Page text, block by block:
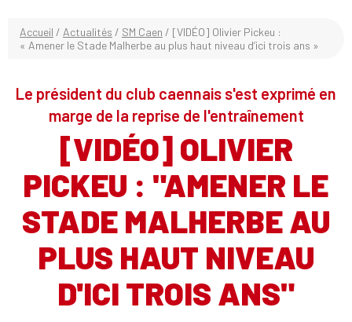
Accueil / Actualités / SM Caen / [VIDÉO] Olivier Pickeu :
« Amener le Stade Malherbe au plus haut niveau d’ici trois ans »
Le président du club caennais s'est exprimé en
marge de la reprise de l'entraînement
[VIDÉO] OLIVIER
PICKEU : "AMENER LE
STADE MALHERBE AU
PLUS HAUT NIVEAU
D'ICI TROIS ANS"